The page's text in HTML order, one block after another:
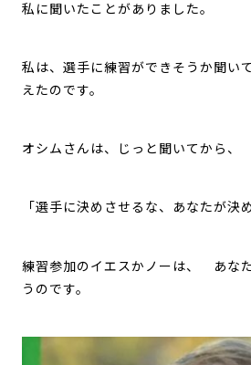
私に聞いたことがありました。
私は、選手に練習ができそうか聞い
えたのです。
オシムさんは、じっと聞いてから、
「選手に決めさせるな、あなたが決
練習参加のイエスかノーは、 あな
うのです。